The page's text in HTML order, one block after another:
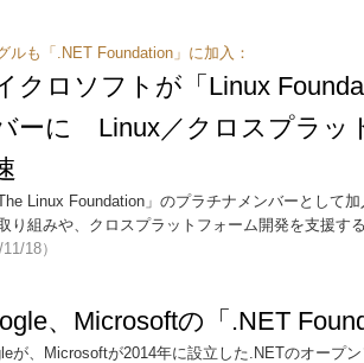
ルも「.NET Foundation」に加入：
クロソフトが「Linux
ーに Linux／クロスプラッ
Linux Foundation」のプラチナメンバーとして
り組みや、クロスプラットフォーム開発を支援す
11/18）
、Microsoftの「.NET
が、Microsoftが2014年に設立した.NETのオープ